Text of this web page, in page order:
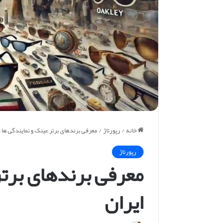
خانه/رپورتاژ/معرفی برندهای برتر عینک و نمایندگی ها
رپورتاژ
معرفی برندهای
ایران